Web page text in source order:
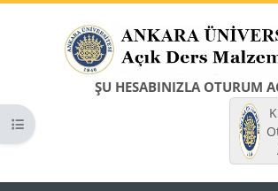
ŞU HESABINIZLA OTURUM
Kurs dizinini aç